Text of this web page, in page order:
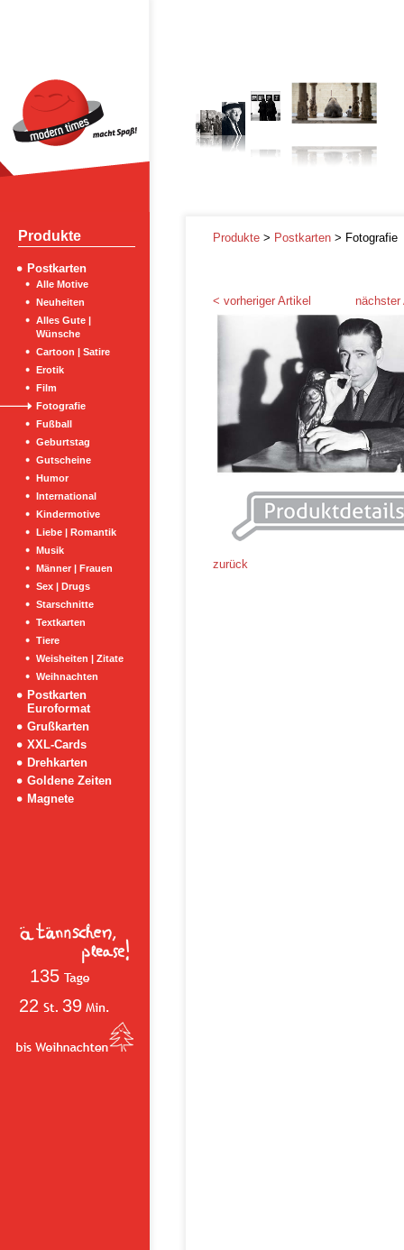
Produkte
Postkarten
Alle Motive
Neuheiten
Alles Gute |
Wünsche
Cartoon | Satire
Erotik
Film
Fotografie
Fußball
Geburtstag
Gutscheine
Humor
International
Kindermotive
Liebe | Romantik
Musik
Männer | Frauen
Sex | Drugs
Starschnitte
Textkarten
Tiere
Weisheiten | Zitate
Weihnachten
Postkarten
Euroformat
Grußkarten
XXL-Cards
Drehkarten
Goldene Zeiten
Magnete
135
22
39
Produkte > Postkarten > Fotografie
< vorheriger Artikel
zurück